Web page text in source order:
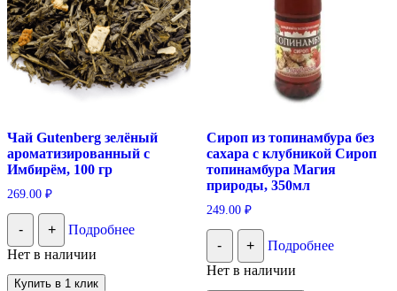
Чай Gutenberg зелёный
ароматизированный с
Имбирём, 100 гр
269.00 ₽
- +
Подробнее
Нет в наличии
Купить в 1 клик
Сироп из топинамбура без
сахара с клубникой Сироп
топинамбура Магия
природы, 350мл
249.00 ₽
- +
Подробнее
Нет в наличии